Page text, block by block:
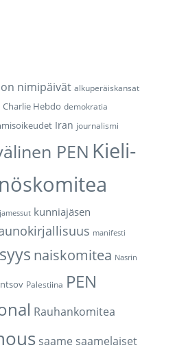
nimipäivät alkuperäiskansat
Charlie Hebdo demokratia
Iran journalismi
PEN Kieli-
kunniajäsen
manifesti
naiskomitea Nasrin
Palestiina PEN
Rauhankomitea
saame saamelaiset